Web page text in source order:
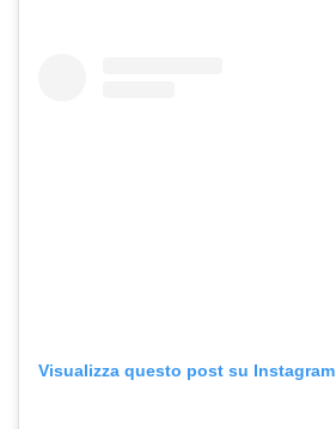
Visualizza questo post su Instagram